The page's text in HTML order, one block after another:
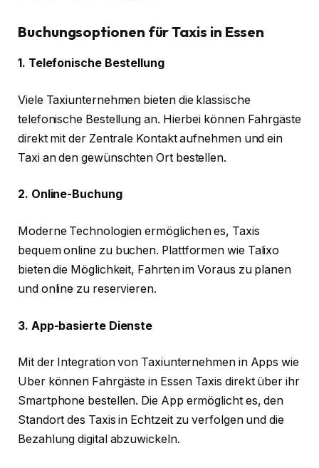
Buchungsoptionen für Taxis in Essen
1. Telefonische Bestellung
Viele Taxiunternehmen bieten die klassische
telefonische Bestellung an. Hierbei können Fahrgäste
direkt mit der Zentrale Kontakt aufnehmen und ein
Taxi an den gewünschten Ort bestellen.
2. Online-Buchung
Moderne Technologien ermöglichen es, Taxis
bequem online zu buchen. Plattformen wie Talixo
bieten die Möglichkeit, Fahrten im Voraus zu planen
und online zu reservieren.
3. App-basierte Dienste
Mit der Integration von Taxiunternehmen in Apps wie
Uber können Fahrgäste in Essen Taxis direkt über ihr
Smartphone bestellen. Die App ermöglicht es, den
Standort des Taxis in Echtzeit zu verfolgen und die
Bezahlung digital abzuwickeln.